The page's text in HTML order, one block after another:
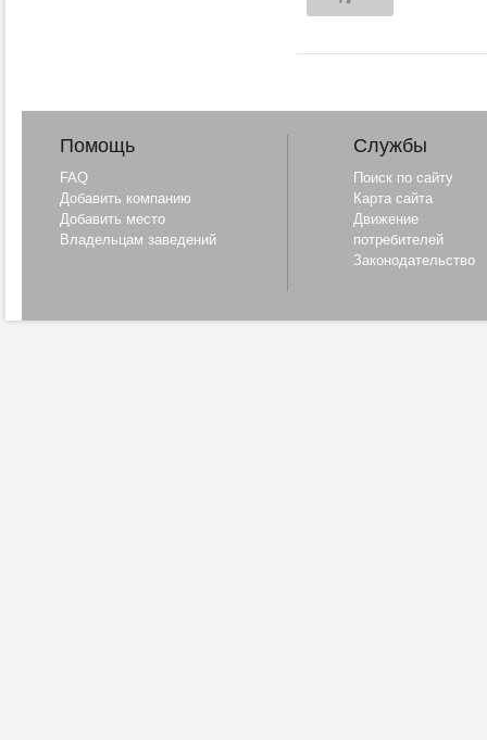
Помощь
FAQ
Добавить компанию
Добавить место
Владельцам заведений
Службы
Поиск по сайту
Карта сайта
Движение
потребителей
Законодательство